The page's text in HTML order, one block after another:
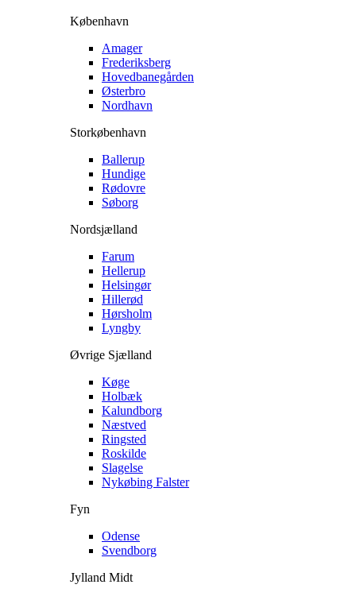
København
Amager
Frederiksberg
Hovedbanegården
Østerbro
Nordhavn
Storkøbenhavn
Ballerup
Hundige
Rødovre
Søborg
Nordsjælland
Farum
Hellerup
Helsingør
Hillerød
Hørsholm
Lyngby
Øvrige Sjælland
Køge
Holbæk
Kalundborg
Næstved
Ringsted
Roskilde
Slagelse
Nykøbing Falster
Fyn
Odense
Svendborg
Jylland Midt